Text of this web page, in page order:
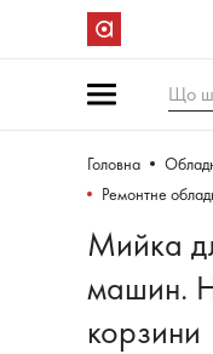
Що
Головна
Ремонтне
Мийка
машин.
корзини